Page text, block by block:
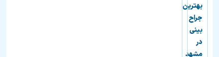
بهترین
جراح
بینی
در
مشهد